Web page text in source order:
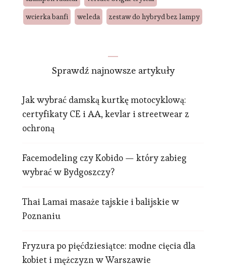
wcierka banfi
weleda zestaw do hybryd bez lampy
Sprawdź najnowsze artykuły
Jak wybrać damską kurtkę motocyklową:
certyfikaty CE i AA, kevlar i streetwear z
ochroną
Facemodeling czy Kobido — który zabieg
wybrać w Bydgoszczy?
Thai Lamai masaże tajskie i balijskie w
Poznaniu
Fryzura po pięćdziesiątce: modne cięcia dla
kobiet i mężczyzn w Warszawie